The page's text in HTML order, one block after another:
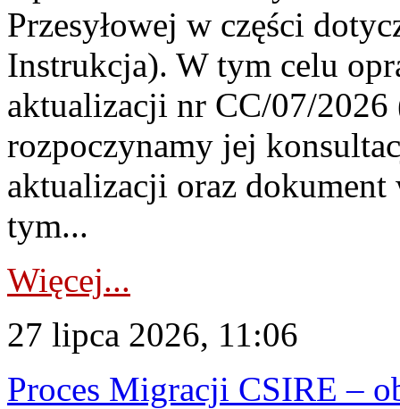
Przesyłowej w części
Instrukcja). W tym celu
aktualizacji nr CC/07/
rozpoczynamy jej
aktualizacji oraz
tym...
Więcej...
27 lipca 2026, 11:06
Proces Migracji CSIRE –